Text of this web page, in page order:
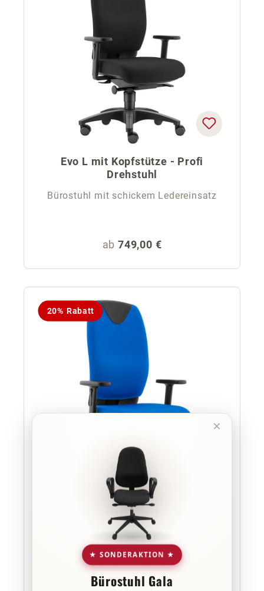
×
★ SONDERAKTION ★
Bürostuhl Gala
Evo L mit Kopfstütze - Profi
Drehstuhl
Bürostuhl mit schickem Ledereinsatz
Regulärer Preis:
ab 749,00 €
20% Rabatt
Evo M - Profi Bürostuhl mit
Ledereinsatz
Bürostuhl mit schickem Ledereinsatz